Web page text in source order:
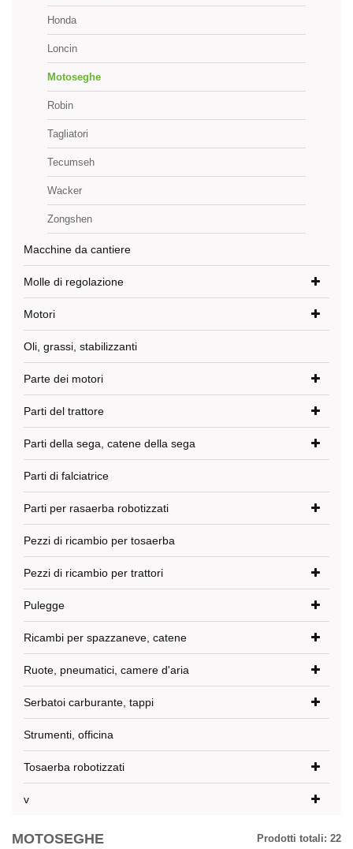
Honda
Loncin
Motoseghe
Robin
Tagliatori
Tecumseh
Wacker
Zongshen
Macchine da cantiere
Molle di regolazione
Motori
Oli, grassi, stabilizzanti
Parte dei motori
Parti del trattore
Parti della sega, catene della sega
Parti di falciatrice
Parti per rasaerba robotizzati
Pezzi di ricambio per tosaerba
Pezzi di ricambio per trattori
Pulegge
Ricambi per spazzaneve, catene
Ruote, pneumatici, camere d'aria
Serbatoi carburante, tappi
Strumenti, officina
Tosaerba robotizzati
v
MOTOSEGHE Prodotti totali: 22